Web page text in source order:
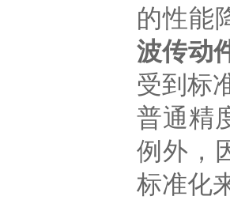
的性能
波传动
受到标
普通精
例外，
标准